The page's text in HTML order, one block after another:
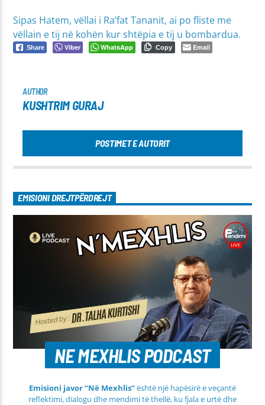
Sipas Hatem, vëllai i Ra’fat Tananit, ai po fliste me
vëllain e tij në kohën kur shtëpia e tij u bombardua.
Share Viber WhatsApp Copy Email
AUTHOR
KUSHTRIM GURAJ
POSTIMET E AUTORIT
EMISIONI DREJTPËRDREJT
NE MEXHLIS PODCAST
Emisioni javor “Në Mexhlis”është një hapësirë e veçantë
reflektimi, dialogu dhe mendimi të thellë, ku fjala e urtë dhe